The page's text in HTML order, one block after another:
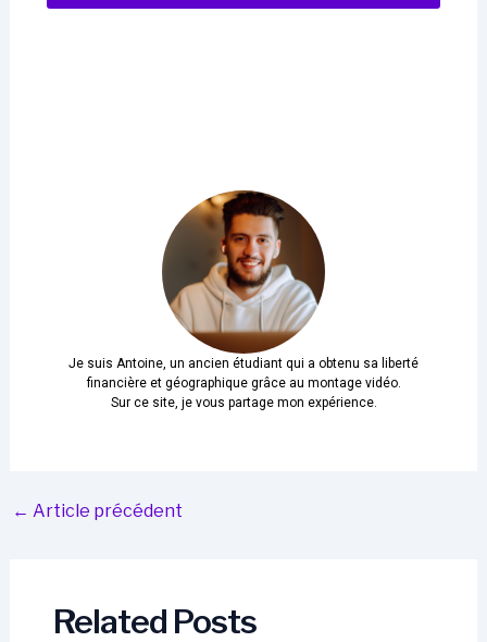
Je suis Antoine, un ancien étudiant qui a obtenu sa liberté
financière et géographique grâce au montage vidéo.
Sur ce site, je vous partage mon expérience.
← Article précédent
Related Posts